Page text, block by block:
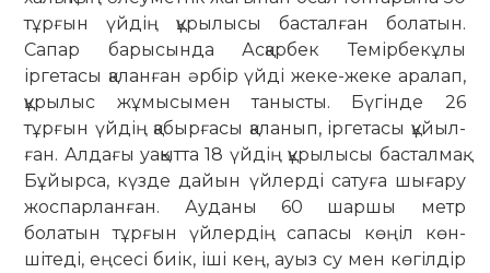
тұрғын үйдің құрылысы басталған болатын.
Сапар барысында Асқарбек Темірбекұлы
іргетасы қаланған әрбір үйді жеке-жеке аралап,
құрылыс жұмысымен танысты. Бүгінде 26
тұрғын үйдің қабырғасы қаланып, іргетасы құйыл­
ған. Алдағы уақытта 18 үйдің құры­лысы басталмақ.
Бұйырса, күзде дайын үйлерді сатуға шығару
жос­парланған. Ауданы 60 шаршы метр
болатын тұрғын үйлердің сапасы көңіл көн­
шітеді, еңсесі биік, іші кең, ауыз су мен көгілдір